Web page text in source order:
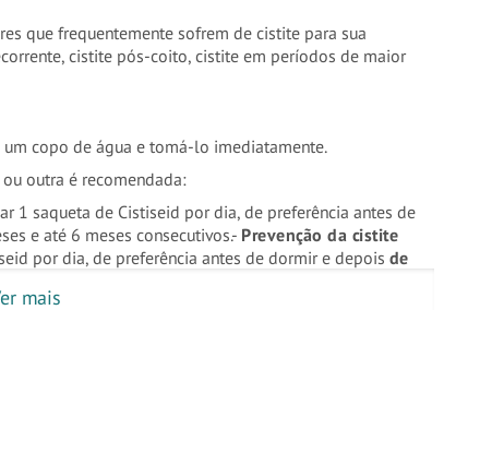
que frequentemente sofrem de cistite para sua
cistite pós-coito, cistite em períodos de maior
copo de água e tomá-lo imediatamente.
outra é recomendada:
1 saqueta de Cistiseid por dia, de preferência antes de
e até 6 meses consecutivos.- Prevenção da cistite
por dia, de preferência antes de dormir e depois de
antes de ir para a cama e depois de urinar, durante o
mais